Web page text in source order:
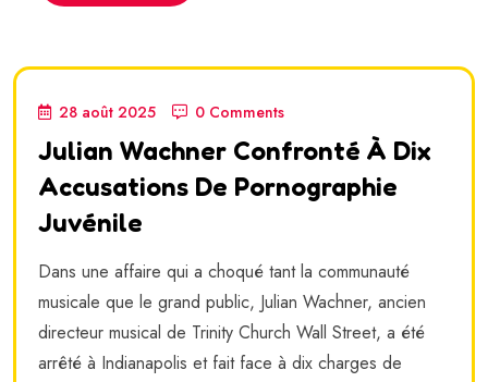
28 août 2025 0 Comments
Julian Wachner Confronté À Dix
Accusations De Pornographie
Juvénile
Dans une affaire qui a choqué tant la communauté
musicale que le grand public, Julian Wachner, ancien
directeur musical de Trinity Church Wall Street, a été
arrêté à Indianapolis et fait face à dix charges de